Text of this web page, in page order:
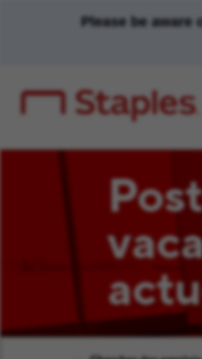
Please be